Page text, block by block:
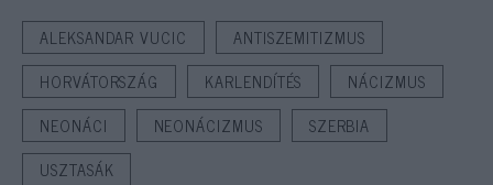
ALEKSANDAR VUCIC
ANTISZEMITIZMUS
HORVÁTORSZÁG
KARLENDÍTÉS
NÁCIZMUS
NEONÁCI
NEONÁCIZMUS
SZERBIA
USZTASÁK